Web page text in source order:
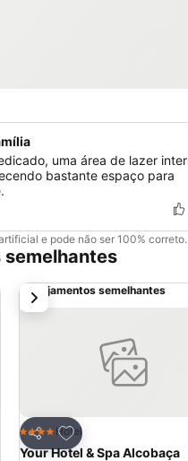
uma área de lazer
bastante espaço para
e pode não ser 100% correto.
Alojamentos semelhantes
Partilhar
Adicionar aos
4 EstrelasHotel
Your Hotel & Spa Alcobaça
próximo